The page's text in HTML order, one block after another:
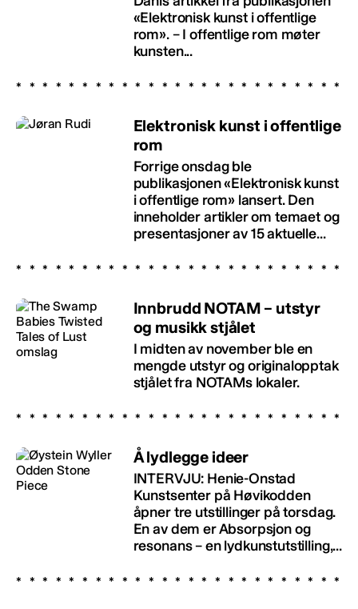
«Elektronisk kunst i offentlige
rom». – I offentlige rom møter
kunsten...
Elektronisk kunst i offentlige
rom
Forrige onsdag ble
publikasjonen «Elektronisk kunst
i offentlige rom» lansert. Den
inneholder artikler om temaet og
presentasjoner av 15 aktuelle...
Innbrudd NOTAM – utstyr
og musikk stjålet
I midten av november ble en
mengde utstyr og originalopptak
stjålet fra NOTAMs lokaler.
Å lydlegge ideer
INTERVJU: Henie-Onstad
Kunstsenter på Høvikodden
åpner tre utstillinger på torsdag.
En av dem er Absorpsjon og
resonans – en lydkunstutstilling,...